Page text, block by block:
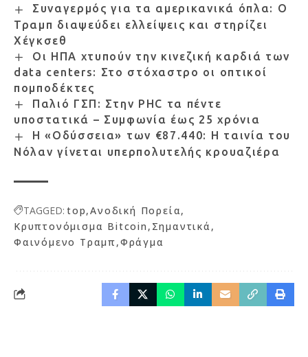
Συναγερμός για τα αμερικανικά όπλα: Ο
Τραμπ διαψεύδει ελλείψεις και στηρίζει
Χέγκσεθ
Οι ΗΠΑ χτυπούν την κινεζική καρδιά των
data centers: Στο στόχαστρο οι οπτικοί
πομποδέκτες
Παλιό ΓΣΠ: Στην PHC τα πέντε
υποστατικά – Συμφωνία έως 25 χρόνια
Η «Οδύσσεια» των €87.440: Η ταινία του
Νόλαν γίνεται υπερπολυτελής κρουαζιέρα
TAGGED: top Ανοδική Πορεία
Κρυπτονόμισμα Bitcoin Σημαντικά
Φαινόμενο Τραμπ Φράγμα